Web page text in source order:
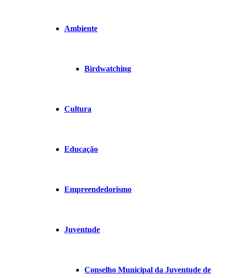
Ambiente
Birdwatching
Cultura
Educação
Empreendedorismo
Juventude
Conselho Municipal da Juventude de